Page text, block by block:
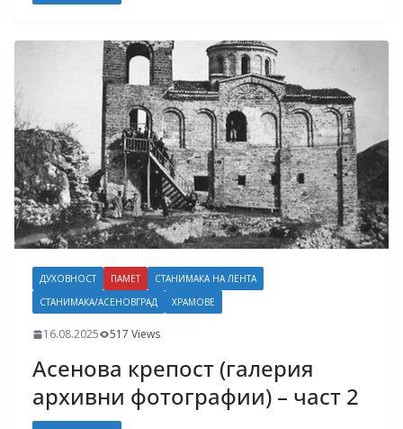
ДУХОВНОСТ ПАМЕТ
СТАНИМАКА НА ЛЕНТА
СТАНИМАКА/АСЕНОВГРАД
ХРАМОВЕ
16.08.2025 517 Views
Асенова крепост (галерия
архивни фотографии) – част 2